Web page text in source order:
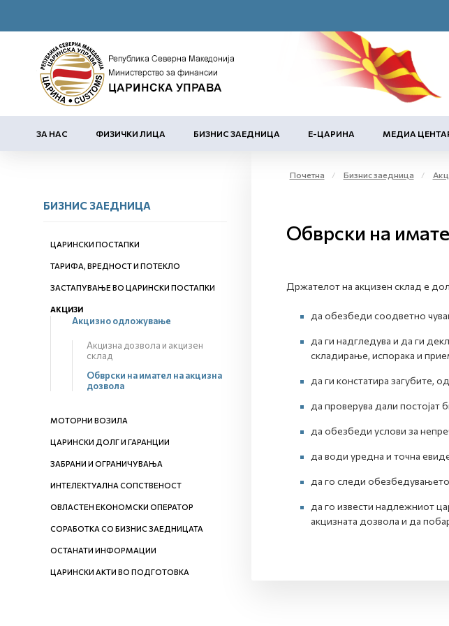
ЗА НАС ФИЗИЧКИ ЛИЦА БИЗНИС ЗАЕДНИЦА Е-ЦАРИНА МЕДИА
БИЗНИС ЗАЕДНИЦА
ЦАРИНСКИ ПОСТАПКИ
ТАРИФА, ВРЕДНОСТ И ПОТЕКЛО
ЗАСТАПУВАЊЕ ВО ЦАРИНСКИ ПОСТАПКИ
АКЦИЗИ
Акцизно одложување
Акцизна дозвола и акцизен
склад
Обврски на имател на акцизна
дозвола
МОТОРНИ ВОЗИЛА
ЦАРИНСКИ ДОЛГ И ГАРАНЦИИ
ЗАБРАНИ И ОГРАНИЧУВАЊА
ИНТЕЛЕКТУАЛНА СОПСТВЕНОСТ
ОВЛАСТЕН ЕКОНОМСКИ ОПЕРАТОР
СОРАБОТКА СО БИЗНИС ЗАЕДНИЦАТА
ОСТАНАТИ ИНФОРМАЦИИ
ЦАРИНСКИ АКТИ ВО ПОДГОТОВКА
Почетна Бизнис заедница
Обврски на
Држателот на акцизен склад е
да обезбеди соодветно
да ги надгледува и да ги
складирање, испорака и
да ги констатира загубите,
да проверува дали постојат
да обезбеди услови за
да води уредна и точна
да го следи обезбедувањето
да го извести надлежниот
акцизната дозвола и да